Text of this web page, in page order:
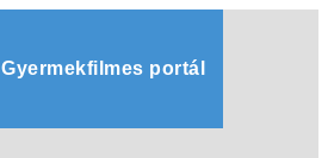
Gyermekfilmes portál